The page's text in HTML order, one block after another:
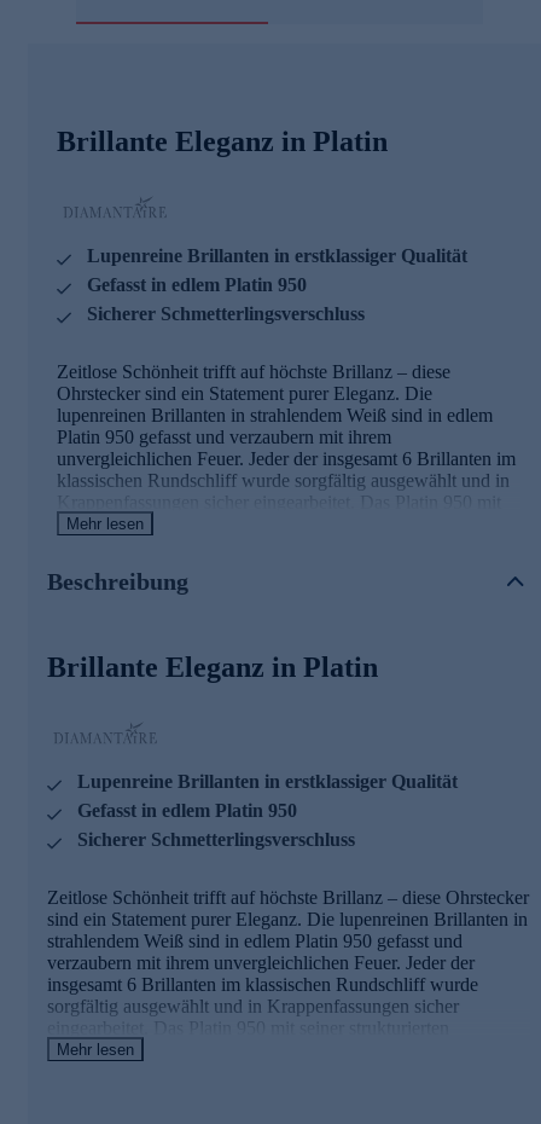
Brillante Eleganz in Platin
Lupenreine Brillanten in erstklassiger Qualität
Gefasst in edlem Platin 950
Sicherer Schmetterlingsverschluss
Zeitlose Schönheit trifft auf höchste Brillanz – diese
Ohrstecker sind ein Statement purer Eleganz. Die
lupenreinen Brillanten in strahlendem Weiß sind in edlem
Platin 950 gefasst und verzaubern mit ihrem
unvergleichlichen Feuer. Jeder der insgesamt 6 Brillanten im
klassischen Rundschliff wurde sorgfältig ausgewählt und in
Krappenfassungen sicher eingearbeitet. Das Platin 950 mit
seiner strukturierten Oberfläche unterstreicht die Exklusivität
diese Ohrstecker höchste Qualität mit zeitlosem Design. Der
Schmuckstücke angeht, gehen wir keine Kompromisse ein.
Aus diesem Grund werden unsere Schmuckwaren von
strengsten Prüfprozessen unterzogen. Unter anderem
beinhalten unsere Prüfprozesse Prüfungen auf Konformität
Edelmetallkontrollgesetzgebung. Ein Schmuckstück, das Sie
ein Leben lang begleiten wird und bei jedem Anlass für
strahlende Momente sorgt.
Mehr lesen
Beschreibung
Brillante Eleganz in Platin
Lupenreine Brillanten in erstklassiger Qualität
Gefasst in edlem Platin 950
Sicherer Schmetterlingsverschluss
Zeitlose Schönheit trifft auf höchste Brillanz – diese Ohrstecker
sind ein Statement purer Eleganz. Die lupenreinen Brillanten in
strahlendem Weiß sind in edlem Platin 950 gefasst und
verzaubern mit ihrem unvergleichlichen Feuer. Jeder der
insgesamt 6 Brillanten im klassischen Rundschliff wurde
sorgfältig ausgewählt und in Krappenfassungen sicher
eingearbeitet. Das Platin 950 mit seiner strukturierten
Oberfläche unterstreicht die Exklusivität dieser Schmuckstücke
Mehr lesen